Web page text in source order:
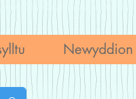
Newyddion